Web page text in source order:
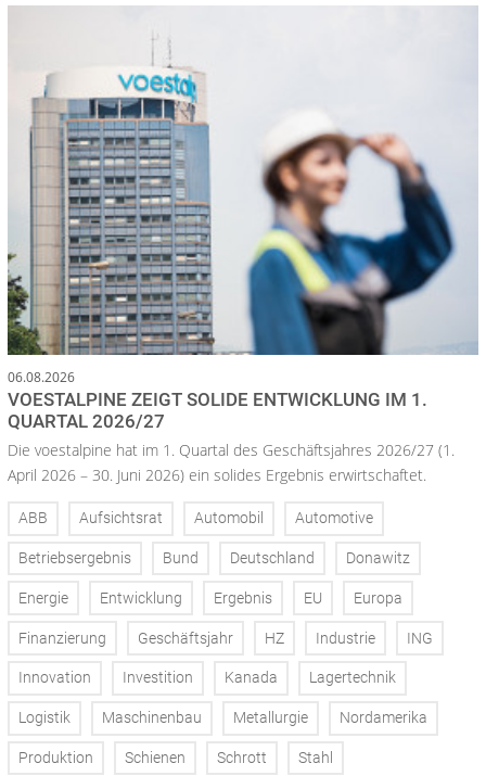
06.08.2026
VOESTALPINE ZEIGT SOLIDE ENTWICKLUNG IM 1.
QUARTAL 2026/27
Die voestalpine hat im 1. Quartal des Geschäftsjahres 2026/27 (1.
April 2026 – 30. Juni 2026) ein solides Ergebnis erwirtschaftet.
ABB Aufsichtsrat Automobil Automotive
Betriebsergebnis Bund Deutschland Donawitz
Energie Entwicklung Ergebnis EU Europa
Finanzierung Geschäftsjahr HZ Industrie ING
Innovation Investition Kanada Lagertechnik
Logistik Maschinenbau Metallurgie Nordamerika
Produktion Schienen Schrott Stahl